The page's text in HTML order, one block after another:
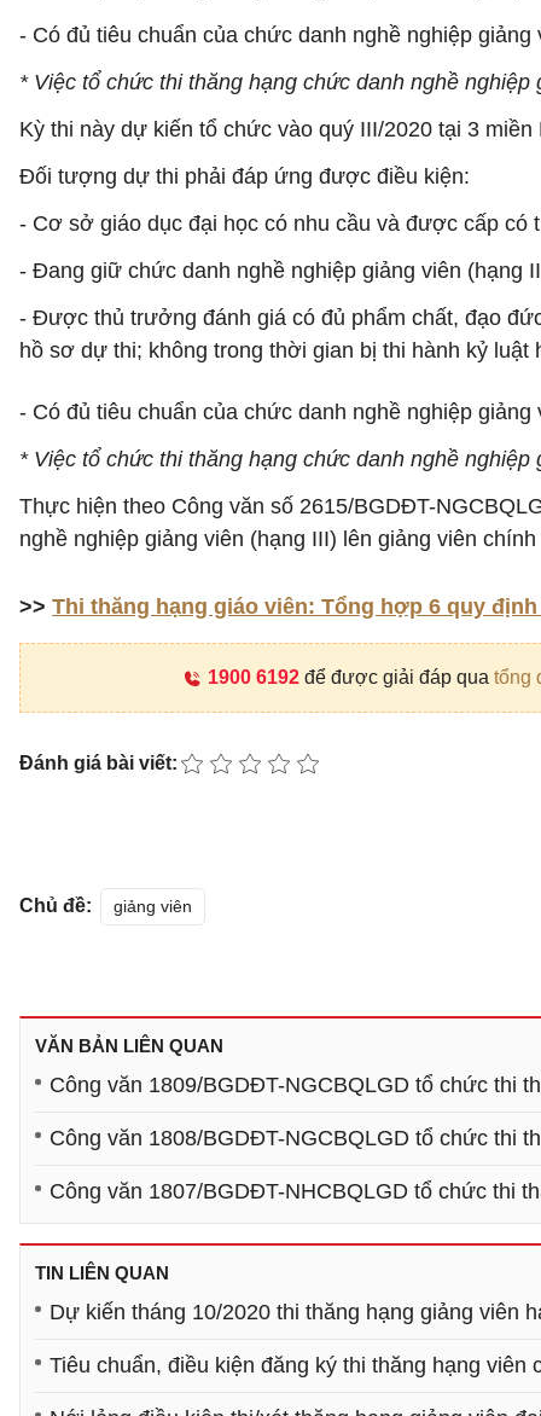
- Có đủ tiêu chuẩn của chức danh nghề nghiệp giảng
* Việc tổ chức thi thăng hạng chức danh nghề
Kỳ thi này dự kiến tổ chức vào quý III/2020 tại 3 miền
Đối tượng dự thi phải đáp ứng được điều kiện:
- Cơ sở giáo dục đại học có nhu cầu và được cấp có
- Đang giữ chức danh nghề nghiệp giảng viên (hạng
- Được thủ trưởng đánh giá có đủ phẩm chất, đạo
hồ sơ dự thi; không trong thời gian bị thi hành kỷ
- Có đủ tiêu chuẩn của chức danh nghề nghiệp giảng
* Việc tổ chức thi thăng hạng chức danh nghề
Thực hiện theo Công văn số 2615/BGDĐT-
nghề nghiệp giảng viên (hạng III) lên giảng viên
>> Thi thăng hạng giáo viên: Tổng hợp 6 quy
1900 6192để được giải đáp qua tổng
Đánh giá bài viết:
Chủ đề: giảng viên
VĂN BẢN LIÊN QUAN
Công văn 1809/BGDĐT-NGCBQLGD tổ chức thi
Công văn 1808/BGDĐT-NGCBQLGD tổ chức thi
Công văn 1807/BGDĐT-NHCBQLGD tổ chức thi
TIN LIÊN QUAN
Dự kiến tháng 10/2020 thi thăng hạng giảng viên
Tiêu chuẩn, điều kiện đăng ký thi thăng hạng viên